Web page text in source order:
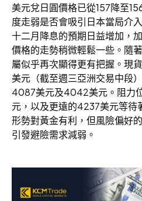
美元兌日圓價格已從157降至
度走弱是否會吸引日本當局介
十二月降息的預期日益增加，
價格的走勢稍微輕鬆一些。隨
屬似乎再次顯得更有把握。現
美元（截至週三亞洲交易中段
4087美元及4042美元。阻力
元，以及更遠的4237美元等待
形勢對黃金有利，但風險偏好
引發避險需求減弱。